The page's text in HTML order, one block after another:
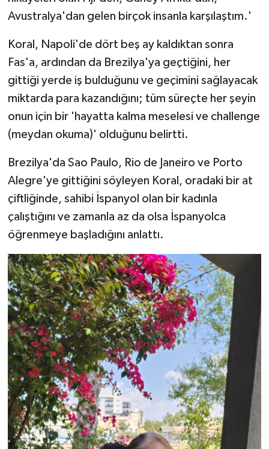
Avustralya'dan gelen birçok insanla karşılaştım.'
Koral, Napoli'de dört beş ay kaldıktan sonra
Fas'a, ardından da Brezilya'ya geçtiğini, her
gittiği yerde iş bulduğunu ve geçimini sağlayacak
miktarda para kazandığını; tüm süreçte her şeyin
onun için bir 'hayatta kalma meselesi ve challenge
(meydan okuma)' olduğunu belirtti.
Brezilya'da Sao Paulo, Rio de Janeiro ve Porto
Alegre'ye gittiğini söyleyen Koral, oradaki bir at
çiftliğinde, sahibi İspanyol olan bir kadınla
çalıştığını ve zamanla az da olsa İspanyolca
öğrenmeye başladığını anlattı.